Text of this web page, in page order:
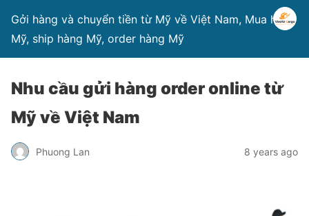
Gởi hàng và chuyển tiền từ Mỹ về Việt Nam, Mua hàng
Mỹ, ship hàng Mỹ, order hàng Mỹ
Nhu cầu gửi hàng order online từ
Mỹ về Việt Nam
Phuong Lan 8 years ago